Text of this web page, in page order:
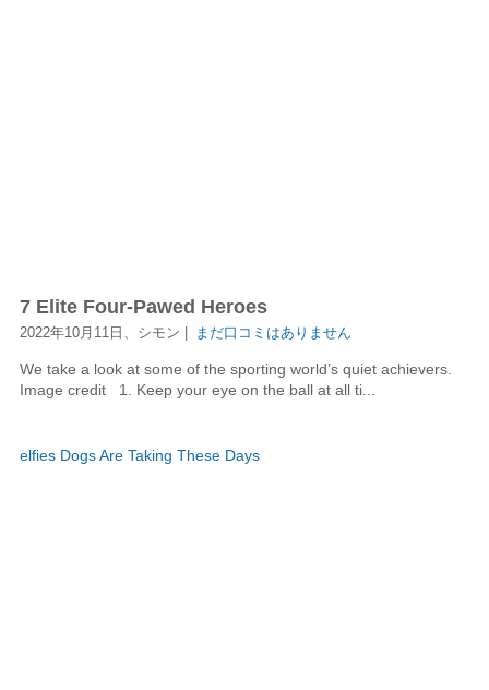
7 Elite Four-Pawed Heroes
2022年10月11日、シモン | まだ口コミはありません
We take a look at some of the sporting world’s quiet achievers.
Image credit 1. Keep your eye on the ball at all ti...